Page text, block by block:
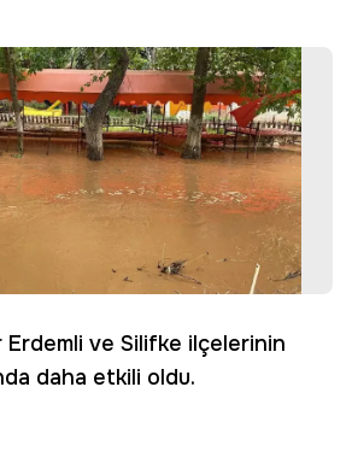
Erdemli ve Silifke ilçelerinin
daha etkili oldu.